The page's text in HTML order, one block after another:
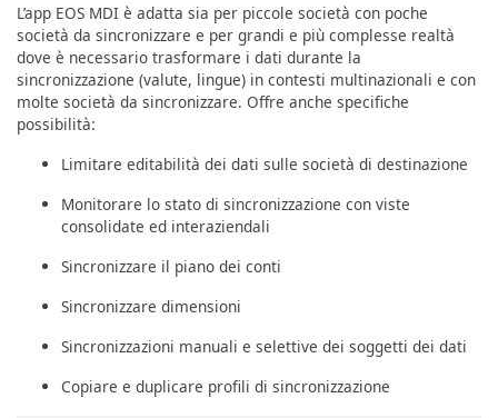
L’app EOS MDI è adatta sia per piccole società con poche
società da sincronizzare e per grandi e più complesse realtà
dove è necessario trasformare i dati durante la
sincronizzazione (valute, lingue) in contesti multinazionali e con
molte società da sincronizzare. Offre anche specifiche
possibilità:
Limitare editabilità dei dati sulle società di destinazione
Monitorare lo stato di sincronizzazione con viste
consolidate ed interaziendali
Sincronizzare il piano dei conti
Sincronizzare dimensioni
Sincronizzazioni manuali e selettive dei soggetti dei dati
Copiare e duplicare profili di sincronizzazione